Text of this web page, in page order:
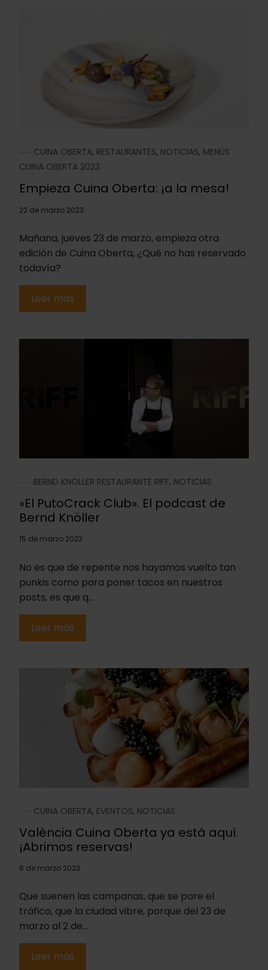
CUINA OBERTA, RESTAURANTES, NOTICIAS, MENÚS
CUINA OBERTA 2023
Empieza Cuina Oberta: ¡a la mesa!
22 de marzo 2023
Mañana, jueves 23 de marzo, empieza otra
edición de Cuina Oberta, ¿Qué no has reservado
todavía?
Leer más
BERND KNÖLLER RESTAURANTE RIFF, NOTICIAS
«El PutoCrack Club». El podcast de
Bernd Knöller
15 de marzo 2023
No es que de repente nos hayamos vuelto tan
punkis como para poner tacos en nuestros
posts, es que q...
Leer más
CUINA OBERTA, EVENTOS, NOTICIAS
València Cuina Oberta ya está aquí.
¡Abrimos reservas!
6 de marzo 2023
Que suenen las campanas, que se pare el
tráfico, que la ciudad vibre, porque del 23 de
marzo al 2 de...
Leer más